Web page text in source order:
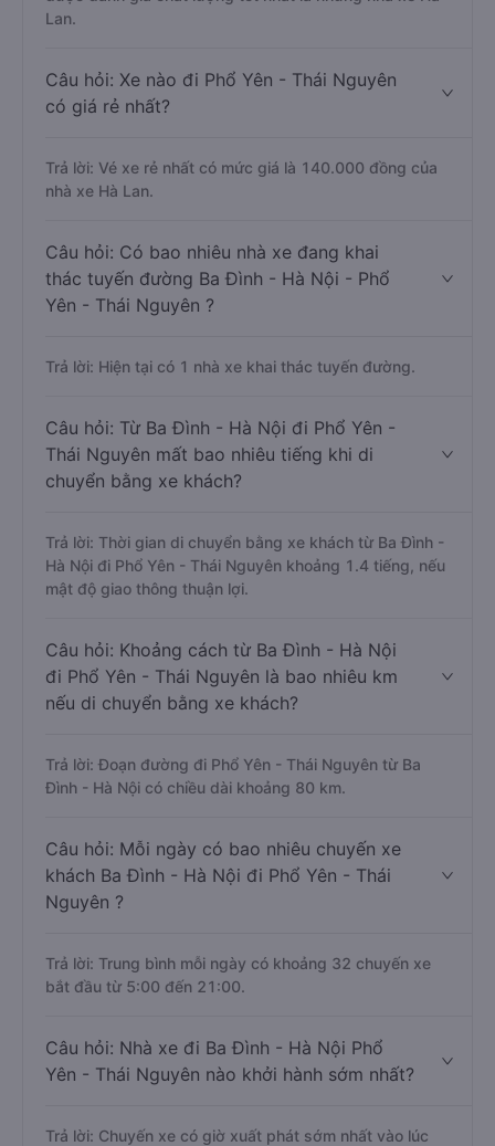
Lan.
Câu hỏi: Xe nào đi Phổ Yên - Thái Nguyên
có giá rẻ nhất?
Trả lời: Vé xe rẻ nhất có mức giá là 140.000 đồng của
nhà xe Hà Lan.
Câu hỏi: Có bao nhiêu nhà xe đang khai
thác tuyến đường Ba Đình - Hà Nội - Phổ
Yên - Thái Nguyên ?
Trả lời: Hiện tại có 1 nhà xe khai thác tuyến đường.
Câu hỏi: Từ Ba Đình - Hà Nội đi Phổ Yên -
Thái Nguyên mất bao nhiêu tiếng khi di
chuyển bằng xe khách?
Trả lời: Thời gian di chuyển bằng xe khách từ Ba Đình -
Hà Nội đi Phổ Yên - Thái Nguyên khoảng 1.4 tiếng, nếu
mật độ giao thông thuận lợi.
Câu hỏi: Khoảng cách từ Ba Đình - Hà Nội
đi Phổ Yên - Thái Nguyên là bao nhiêu km
nếu di chuyển bằng xe khách?
Trả lời: Đoạn đường đi Phổ Yên - Thái Nguyên từ Ba
Đình - Hà Nội có chiều dài khoảng 80 km.
Câu hỏi: Mỗi ngày có bao nhiêu chuyến xe
khách Ba Đình - Hà Nội đi Phổ Yên - Thái
Nguyên ?
Trả lời: Trung bình mỗi ngày có khoảng 32 chuyến xe
bắt đầu từ 5:00 đến 21:00.
Câu hỏi: Nhà xe đi Ba Đình - Hà Nội Phổ
Yên - Thái Nguyên nào khởi hành sớm nhất?
Trả lời: Chuyến xe có giờ xuất phát sớm nhất vào lúc